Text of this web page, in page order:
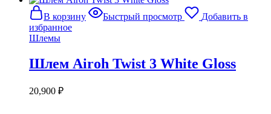
В корзину Быстрый просмотр
Добавить в
избранное
Шлемы
Шлем Airoh Twist 3 White Gloss
20,900 ₽